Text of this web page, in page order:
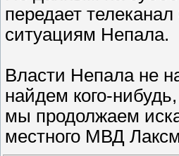
передает
ситуациям Непала.
Власти Непала не
найдем кого-
мы продолжаем
местного МВД